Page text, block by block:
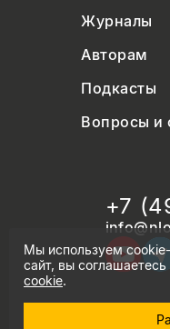
Журналы
Авторам
Подкасты
Вопросы и
+7
© Новое
Мы используем
сайт, вы
cookie.